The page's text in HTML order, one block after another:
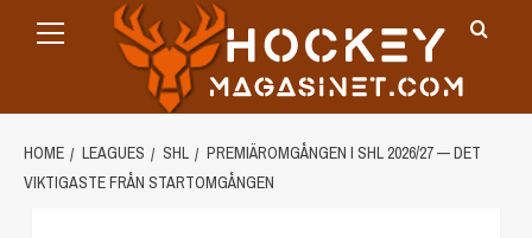
Menu
HOME LEAGUES SHL
PREMIÄROMGÅNGEN I SHL 2026/27 — DET
VIKTIGASTE FRÅN STARTOMGÅNGEN